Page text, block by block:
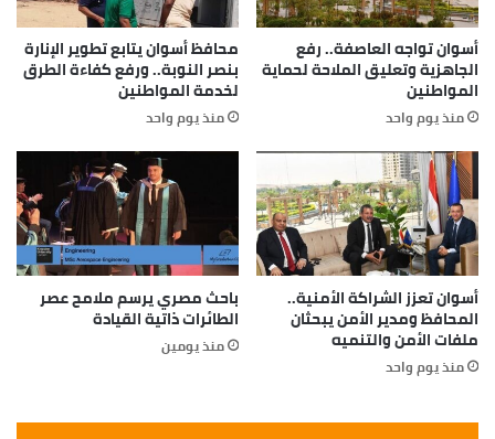
أسوان تواجه العاصفة.. رفع
الجاهزية وتعليق الملاحة لحماية
المواطنين
منذ يوم واحد
محافظ أسوان يتابع تطوير الإنارة
بنصر النوبة.. ورفع كفاءة الطرق
لخدمة المواطنين
منذ يوم واحد
أسوان تعزز الشراكة الأمنية..
المحافظ ومدير الأمن يبحثان
ملفات الأمن والتنميه
منذ يوم واحد
باحث مصري يرسم ملامح عصر
الطائرات ذاتية القيادة
منذ يومين